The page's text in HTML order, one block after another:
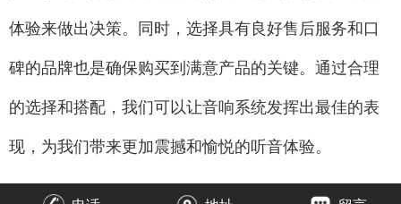
体验来做出决策。同时，选择具有良好售后服务和口
碑的品牌也是确保购买到满意产品的关键。通过合理
的选择和搭配，我们可以让音响系统发挥出最佳的表
现，为我们带来更加震撼和愉悦的听音体验。